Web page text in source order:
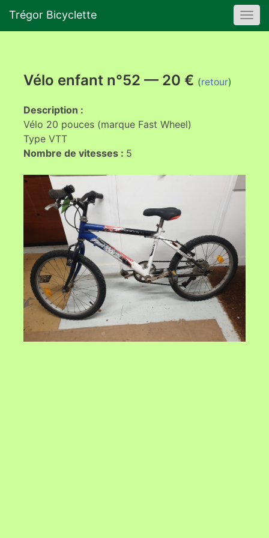
Trégor Bicyclette
Vélo enfant n°52 — 20 € (retour)
Description :
Vélo 20 pouces (marque Fast Wheel)
Type VTT
Nombre de vitesses : 5